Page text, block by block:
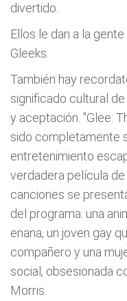
divertido.
Ellos le dan a la
Gleeks.
También hay
significado cultural
y aceptación. "Glee:
sido completamente
entretenimiento
verdadera película
canciones se
del programa: una
enana, un joven gay
compañero y una
social, obsesionada
Morris.